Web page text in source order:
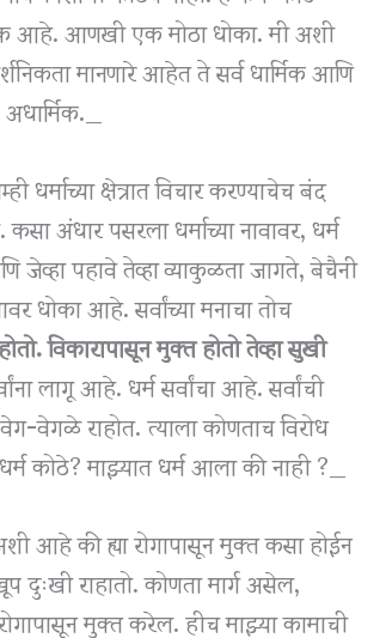
आहे. आणखी एक मोठा धोका. मी अशी
मानणारे आहेत ते सर्व धार्मिक आणि
क्षेत्रात विचार करण्याचेच बंद
अंधार पसरला धर्माच्या नावावर, धर्म
पहावे तेव्हा व्याकुळता जागते, बेचैनी
धोका आहे. सर्वांच्या मनाचा तोच
विकारापासून मुक्त होतो तेव्हा सुखी
लागू आहे. धर्म सर्वांचा आहे. सर्वांची
वेगळे राहोत. त्याला कोणताच विरोध
कोठे? माझ्यात धर्म आला की नाही ?_
आहे की ह्या रोगापासून मुक्त कसा होईन
राहातो. कोणता मार्ग असेल,
मुक्त करेल. हीच माझ्या कामाची